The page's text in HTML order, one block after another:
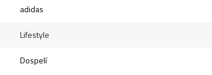
adidas
Lifestyle
Dospelí